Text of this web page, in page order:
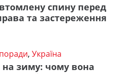
спину перед
та застереження
, Україна
на зиму: чому вона